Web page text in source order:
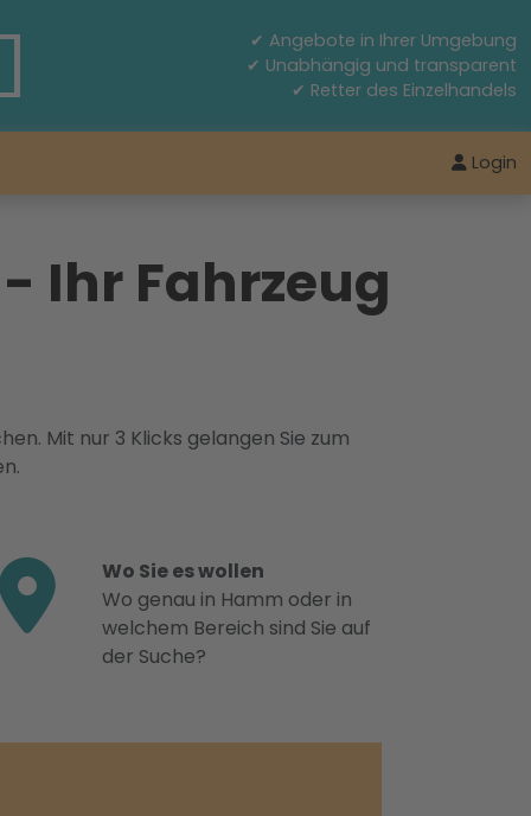
✔ Angebote in Ihrer Umgebung
✔ Unabhängig und transparent
✔ Retter des Einzelhandels
Login
Ihr Fahrzeug
Mit nur 3 Klicks gelangen Sie zum
Wo Sie es wollen
Wo genau in Hamm oder in
welchem Bereich sind Sie auf
der Suche?